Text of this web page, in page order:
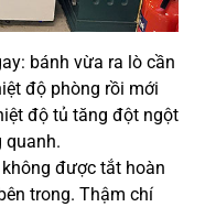
bánh vừa ra lò cần
độ phòng rồi mới
độ tủ tăng đột ngột
quanh.
được tắt hoàn
trong. Thậm chí